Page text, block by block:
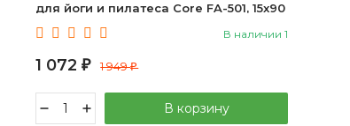
для йоги и пилатеса Core FA-501, 15x90
см, фиолетовый пастель
В наличии 1
1 072₽ 1 949₽
В корзину